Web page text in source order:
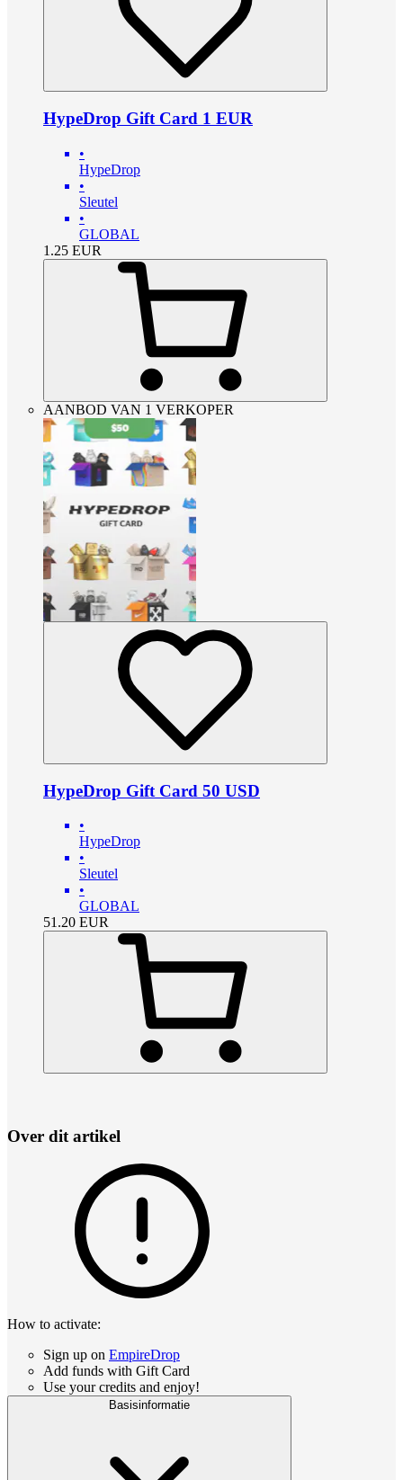
HypeDrop Gift Card 1 EUR
•
HypeDrop
•
Sleutel
•
GLOBAL
1.25 EUR
AANBOD VAN 1 VERKOPER
HypeDrop Gift Card 50 USD
•
HypeDrop
•
Sleutel
•
GLOBAL
51.20 EUR
Over dit artikel
How to activate:
Sign up on EmpireDrop
Add funds with Gift Card
Use your credits and enjoy!
Basisinformatie